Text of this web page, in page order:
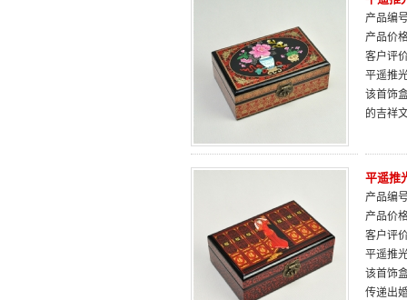
产品编
产品价
客户评
平遥推
该首饰
的吉祥
平遥推
产品编
产品价
客户评
平遥推
该首饰
传递出